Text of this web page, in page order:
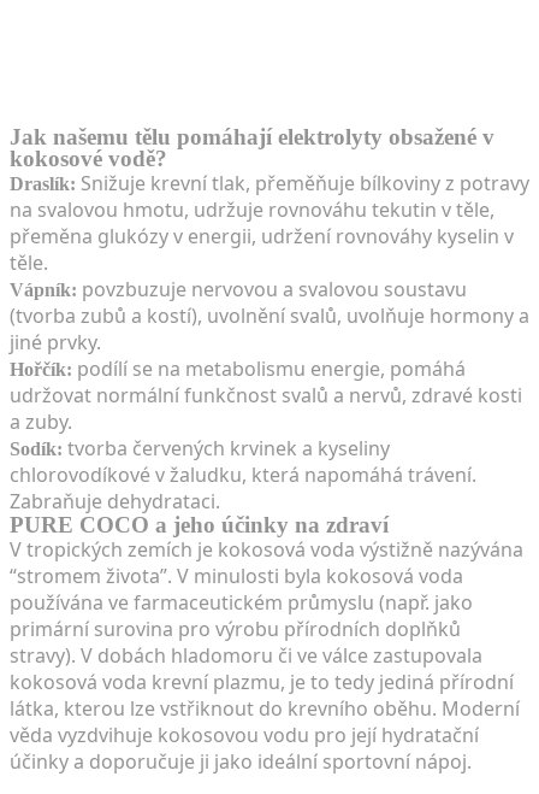
Jak našemu tělu pomáhají elektrolyty obsažené v
kokosové vodě?
Draslík: Snižuje krevní tlak, přeměňuje bílkoviny z potravy
na svalovou hmotu, udržuje rovnováhu tekutin v těle,
přeměna glukózy v energii, udržení rovnováhy kyselin v
těle.
Vápník: povzbuzuje nervovou a svalovou soustavu
(tvorba zubů a kostí), uvolnění svalů, uvolňuje hormony a
jiné prvky.
Hořčík: podílí se na metabolismu energie, pomáhá
udržovat normální funkčnost svalů a nervů, zdravé kosti
a zuby.
Sodík: tvorba červených krvinek a kyseliny
chlorovodíkové v žaludku, která napomáhá trávení.
Zabraňuje dehydrataci.
PURE COCO a jeho účinky na zdraví
V tropických zemích je kokosová voda výstižně nazývána
“stromem života”. V minulosti byla kokosová voda
používána ve farmaceutickém průmyslu (např. jako
primární surovina pro výrobu přírodních doplňků
stravy). V dobách hladomoru či ve válce zastupovala
kokosová voda krevní plazmu, je to tedy jediná přírodní
látka, kterou lze vstřiknout do krevního oběhu. Moderní
věda vyzdvihuje kokosovou vodu pro její hydratační
účinky a doporučuje ji jako ideální sportovní nápoj.